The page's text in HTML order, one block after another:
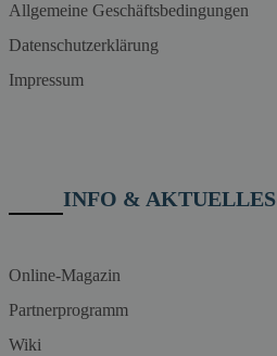
Allgemeine Geschäftsbedingungen
Datenschutzerklärung
Impressum
INFO & AKTUELLES
Online-Magazin
Partnerprogramm
Wiki